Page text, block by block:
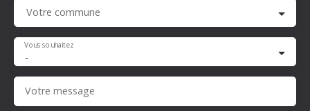
Votre commune
-
Vous souhaitez
Votre message